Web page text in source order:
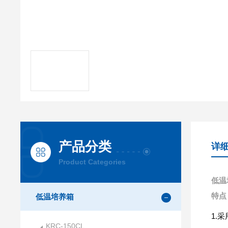
产品分类
Product Categories
低温培养箱
KRC-150CL
详
低
特点
1.采